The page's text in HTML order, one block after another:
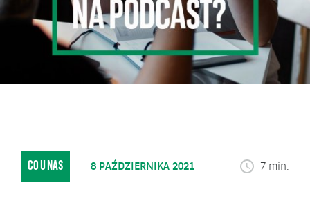
CO U NAS 8 PAŹDZIERNIKA 2021 7 min.